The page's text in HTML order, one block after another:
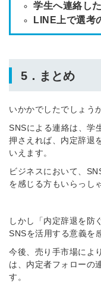
学生へ連絡し
LINE上で選考
5． まとめ
いかかでしたでしょうか
SNSによる連絡は、学
押さえれば、内定辞退
いえます。
ビジネスにおいて、
を感じる方もいらっし
しかし「内定辞退を防
SNSを活用する意義を
今後、売り手市場によ
は、内定者フォローの
す。